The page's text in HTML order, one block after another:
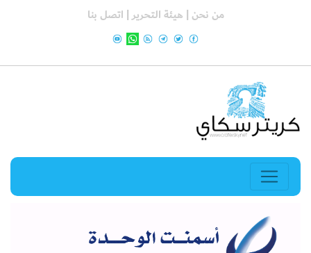
من نحن | هيئة التحرير | اتصل بنا